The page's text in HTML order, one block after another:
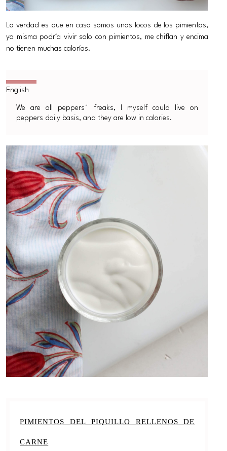
La verdad es que en casa somos unos locos de los pimientos,
yo misma podría vivir solo con pimientos, me chiflan y encima
no tienen muchas calorías.
We are all peppers´ freaks, I myself could live on
peppers daily basis, and they are low in calories.
PIMIENTOS DEL PIQUILLO RELLENOS DE
CARNE